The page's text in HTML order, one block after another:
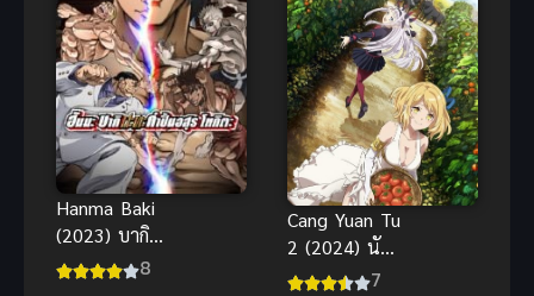
Hanma Baki
(2023) บากิ
ภาค 4
8
Cang Yuan Tu
2 (2024) นัก
ล่าอสูรกาย7